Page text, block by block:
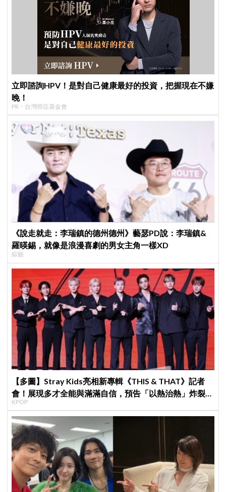
立即諮詢HPV！是對自己健康最好的投資，把握現在不嫌
晚！
PR・台灣癌症基金會
《說走就走：李瑞鎮的德州德州》藝瑟PD說：李瑞鎮&
羅暎錫，就像是浪漫喜劇的男女主角一樣XD
綜藝
【多圖】Stray Kids亮相新專輯《THIS & THAT》記者
會！展現多才全能與滿滿自信，預告「以熱治熱」炸裂夏
日音樂圈
KPOP